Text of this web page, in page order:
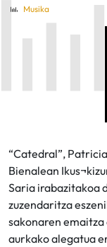
Musika
“Catedral”,
Bienalean
Saria irabazitakoa
zuzendaritza
sakonaren
aurkako alegatua